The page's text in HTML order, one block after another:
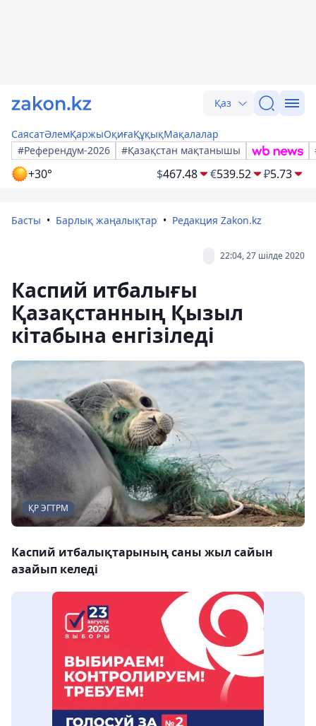
Қаз
СаясатӘлемҚаржыОқиғаҚұқықМақалалар
#Референдум-2026
#Қазақстан мақтанышы
+30° $467.48 €539.52 ₽5.73
Басты Барлық жаңалықтар Редакция Zakon.kz
22:04, 27 шілде 2020
Каспий итбалығы
Қазақстанның Қызыл
кітабына енгізіледі
ҚР ЭГТРМ
Каспий итбалықтарының саны жыл сайын
азайып келеді